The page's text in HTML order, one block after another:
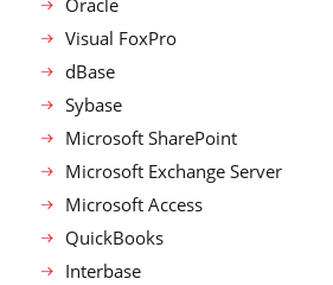
Oracle
Visual FoxPro
dBase
Sybase
Microsoft SharePoint
Microsoft Exchange Server
Microsoft Access
QuickBooks
Interbase